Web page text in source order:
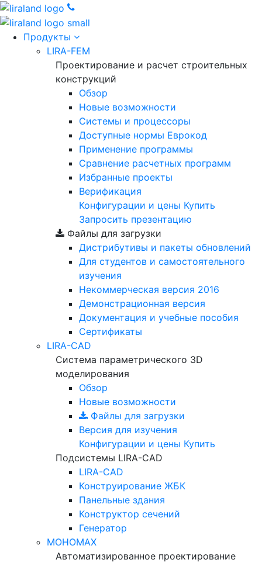
Продукты
LIRA-FEM
Проектирование и расчет строительных
конструкций
Обзор
Новые возможности
Cистемы и процессоры
Доступные нормы Еврокод
Применение программы
Сравнение расчетных программ
Избранные проекты
Верификация
Конфигурации и цены Купить
Запросить презентацию
Файлы для загрузки
Дистрибутивы и пакеты обновлений
Для студентов и самостоятельного
изучения
Некоммерческая версия 2016
Демонстрационная версия
Документация и учебные пособия
Сертификаты
LIRA-CAD
Система параметрического 3D
моделирования
Обзор
Новые возможности
Файлы для загрузки
Версия для изучения
Конфигурации и цены Купить
Подсистемы LIRA-CAD
LIRA-CAD
Конструирование ЖБК
Панельные здания
Конструктор сечений
Генератор
МОНОМАХ
Автоматизированное проектирование